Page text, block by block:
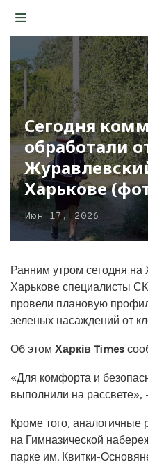
Сегодня
обработали
Харькове
Июн 17, 2026
Ранним утром сегодня
Харькове специалисты
провели плановую
зеленых насаждений от
Об этом Харків Times
«Для комфорта и
выполнили на рассвете»,
Кроме того, аналогичные
на Гимназической
парке им. Квитки-